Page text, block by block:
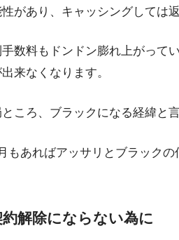
があり、キャッシングしては
数料もドンドン膨れ上がって
来なくなります。
ころ、ブラックになる経緯と
もあればアッサリとブラックの
約解除にならない為に